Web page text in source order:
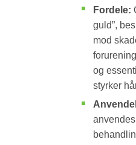
Fordele:
guld”,
mod
og
styrker